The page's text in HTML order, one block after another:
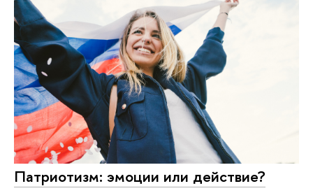
Патриотизм: эмоции или действие?